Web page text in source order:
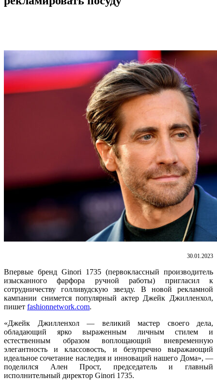
30.01.2023
Впервые бренд Ginori 1735 (первоклассный производитель
изысканного фарфора ручной работы) пригласил к
сотрудничеству голливудскую звезду. В новой рекламной
кампании снимется популярный актер Джейк Джилленхол,
пишет fashionnetwork.com.
«Джейк Джилленхол — великий мастер своего дела,
обладающий ярко выраженным личным стилем и
естественным образом воплощающий вневременную
элегантность и классовость, и безупречно выражающий
идеальное сочетание наследия и инноваций нашего Дома», —
поделился Ален Прост, председатель и главный
исполнительный директор Ginori 1735.